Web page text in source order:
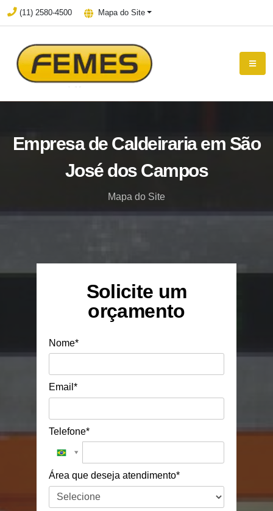
(11) 2580-4500 Mapa do Site
Empresa de Caldeiraria em São
José dos Campos
Mapa do Site
Solicite um
orçamento
Nome*
Email*
Telefone*
Área que deseja atendimento*